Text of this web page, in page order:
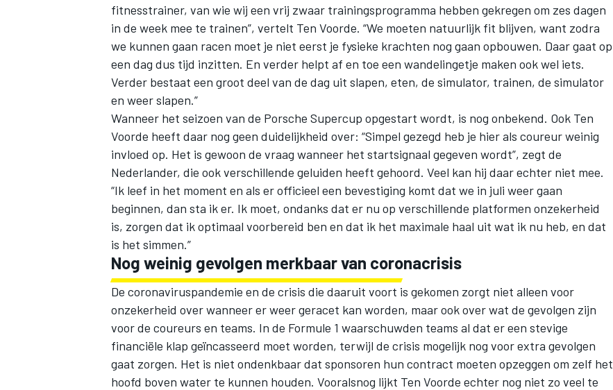
fitnesstrainer, van wie wij een vrij zwaar trainingsprogramma hebben gekregen om zes dagen
in de week mee te trainen”, vertelt Ten Voorde. “We moeten natuurlijk fit blijven, want zodra
we kunnen gaan racen moet je niet eerst je fysieke krachten nog gaan opbouwen. Daar gaat op
een dag dus tijd inzitten. En verder helpt af en toe een wandelingetje maken ook wel iets.
Verder bestaat een groot deel van de dag uit slapen, eten, de simulator, trainen, de simulator
en weer slapen.”
Wanneer het seizoen van de Porsche Supercup opgestart wordt, is nog onbekend. Ook Ten
Voorde heeft daar nog geen duidelijkheid over: “Simpel gezegd heb je hier als coureur weinig
invloed op. Het is gewoon de vraag wanneer het startsignaal gegeven wordt”, zegt de
Nederlander, die ook verschillende geluiden heeft gehoord. Veel kan hij daar echter niet mee.
“Ik leef in het moment en als er officieel een bevestiging komt dat we in juli weer gaan
beginnen, dan sta ik er. Ik moet, ondanks dat er nu op verschillende platformen onzekerheid
is, zorgen dat ik optimaal voorbereid ben en dat ik het maximale haal uit wat ik nu heb, en dat
is het simmen.”
Nog weinig gevolgen merkbaar van coronacrisis
De coronaviruspandemie en de crisis die daaruit voort is gekomen zorgt niet alleen voor
onzekerheid over wanneer er weer geracet kan worden, maar ook over wat de gevolgen zijn
voor de coureurs en teams. In de Formule 1 waarschuwden teams al dat er een stevige
financiële klap geïncasseerd moet worden, terwijl de crisis mogelijk nog voor extra gevolgen
gaat zorgen. Het is niet ondenkbaar dat sponsoren hun contract moeten opzeggen om zelf het
hoofd boven water te kunnen houden. Vooralsnog lijkt Ten Voorde echter nog niet zo veel te